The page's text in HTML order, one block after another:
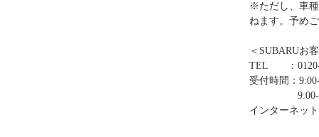
※ただし、車
ねます。予め
＜SUBARUお
TEL ：0120-
受付時間：
9:00-12:00
インターネッ